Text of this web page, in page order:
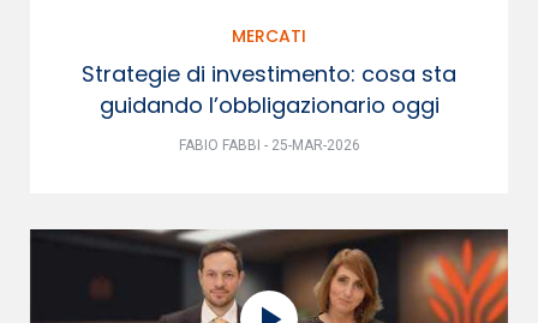
MERCATI
Strategie di investimento: cosa sta
guidando l’obbligazionario oggi
FABIO FABBI - 25-MAR-2026